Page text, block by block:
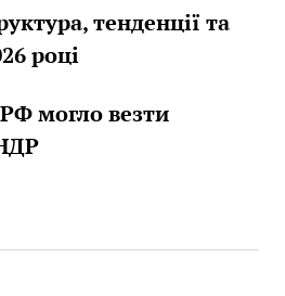
тенденції та
році
могло везти